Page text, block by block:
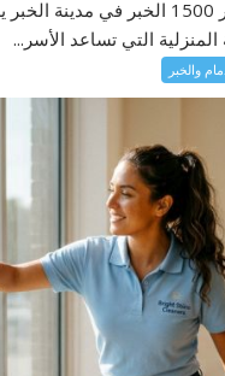
شغالات بالشهر 1500 الخبر في
التي تساعد الأسر...
والخبر